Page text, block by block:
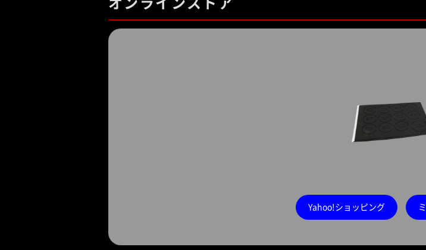
オンラインストア
Yahoo!ショッピング